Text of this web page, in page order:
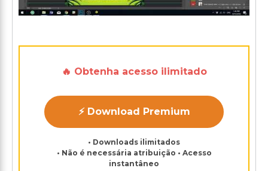
🔥 Obtenha acesso ilimitado
⚡ Download Premium
• Downloads ilimitados
• Não é necessária atribuição • Acesso
instantâneo